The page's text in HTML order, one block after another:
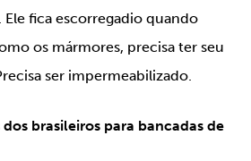
fica escorregadio quando
os mármores, precisa ter seu
ser impermeabilizado.
brasileiros para bancadas de